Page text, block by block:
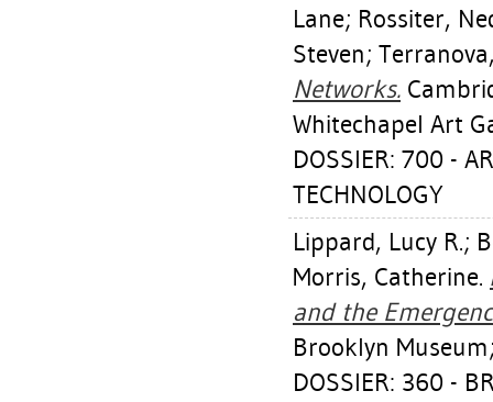
Lane; Rossiter,
Steven;
Networks.
Whitechapel Art
DOSSIER: 700 -
TECHNOLOGY
Lippard, Lucy R.;
Morris, Catherine.
and the
Brooklyn
DOSSIER: 360 -